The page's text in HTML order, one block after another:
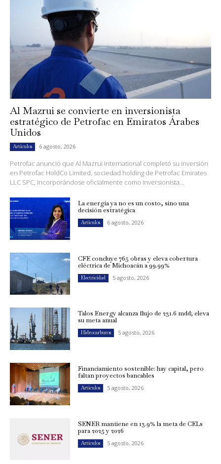
Al Mazrui se convierte en inversionista
estratégico de Petrofac en Emiratos Árabes
Unidos
Artículos 6 agosto, 2026
Petrofac anunció que Al Mazrui International completó su inversión
en Petrofac HoldCo Limited, sociedad holding de Petrofac Emirates
LLC SPC, incorporándose oficialmente como inversionista...
La energía ya no es un costo, sino una
decisión estratégica
Artículos 6 agosto, 2026
CFE concluye 765 obras y eleva cobertura
eléctrica de Michoacán a 99.99%
Electricidad 5 agosto, 2026
Talos Energy alcanza flujo de 231.6 mdd; eleva
su meta anual
Hidrocarburos 5 agosto, 2026
Financiamiento sostenible: hay capital, pero
faltan proyectos bancables
Artículos 5 agosto, 2026
SENER mantiene en 13.9% la meta de CELs
para 2025 y 2026
Artículos 5 agosto, 2026